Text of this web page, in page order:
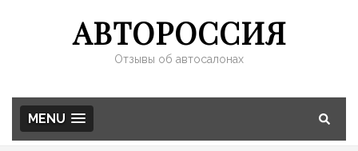
АВТОРОССИЯ
Отзывы об автосалонах
MENU